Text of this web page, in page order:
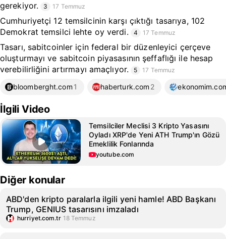
gerekiyor.
3 17 Temmuz
Cumhuriyetçi 12 temsilcinin karşı çıktığı tasarıya, 102
Demokrat temsilci lehte oy verdi.
4 17 Temmuz
Tasarı, sabitcoinler için federal bir düzenleyici çerçeve
oluşturmayı ve sabitcoin piyasasının şeffaflığı ile hesap
verebilirliğini artırmayı amaçlıyor.
5 17 Temmuz
bloomberght.com 1 haberturk.com 2
İlgili Video
Temsilciler Meclisi 3 Kripto Yasasını
Oyladı XRP'de Yeni ATH Trump'ın Gözü
Emeklilik Fonlarında
youtube.com
Diğer konular
ABD'den kripto paralarla ilgili yeni hamle! ABD Başkanı
Trump, GENIUS tasarısını imzaladı
hurriyet.com.tr 18 Temmuz